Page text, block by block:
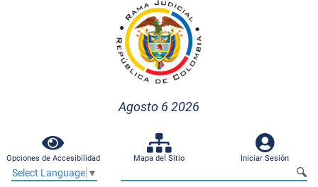
Agosto 6 2026
Opciones de Accesibilidad Mapa del Sitio Iniciar Sesión
Select Language ▼